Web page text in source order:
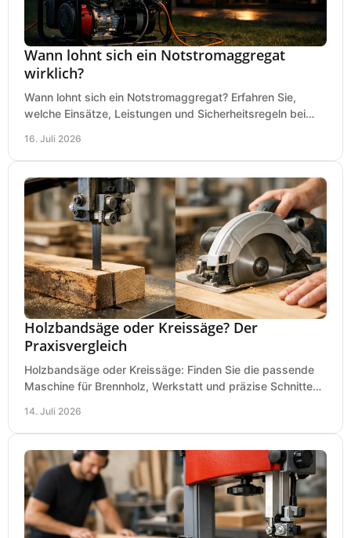
Wann lohnt sich ein Notstromaggregat
wirklich?
Wann lohnt sich ein Notstromaggregat? Erfahren Sie,
welche Einsätze, Leistungen und Sicherheitsregeln bei
16. Juli 2026
Holzbandsäge oder Kreissäge? Der
Praxisvergleich
Holzbandsäge oder Kreissäge: Finden Sie die passende
Maschine für Brennholz, Werkstatt und präzise Schnitte
14. Juli 2026